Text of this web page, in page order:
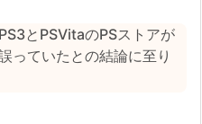
とPSVitaのPSストアが
っていたとの結論に至り